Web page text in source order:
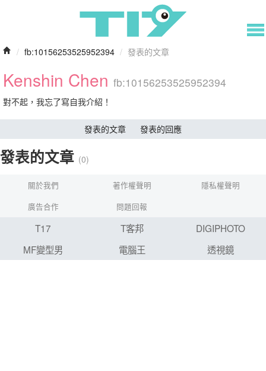
/ fb:10156253525952394 / 發表的文章
Kenshin Chen fb:10156253525952394
對不起，我忘了寫自我介紹！
發表的文章 發表的回應
發表的文章 (0)
關於我們 著作權聲明
隱私權聲明
廣告合作
問題回報
T17 T客邦
DIGIPHOTO
MF變型男
電腦王 透視鏡